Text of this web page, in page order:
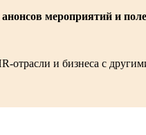
мероприятий и
отрасли и бизнеса с